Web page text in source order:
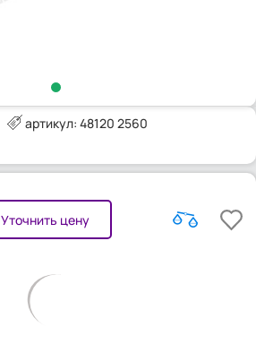
артикул: 48120 2560
Уточнить цену